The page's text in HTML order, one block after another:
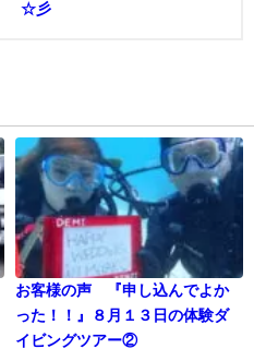
☆彡
お客様の声 『申し込んでよか
った！！』８月１３日の体験ダ
イビングツアー②